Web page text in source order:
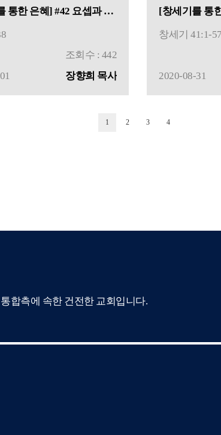
[창세기를 통한 은혜] #42 요셉과 형들의 만남
조회수 : 442
장향희 목사
창세기 41:1-57
2020-08-31
1 2 3 4
합측에 속한 건전한 교회입니다.